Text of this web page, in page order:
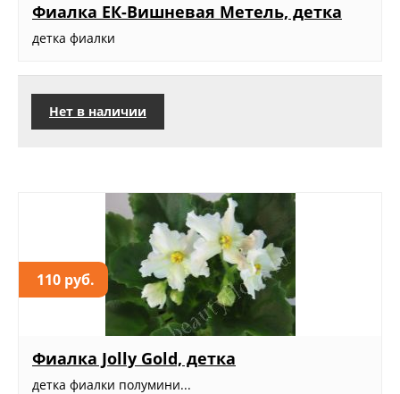
Фиалка ЕК-Вишневая Метель, детка
детка фиалки
Нет в наличии
110 руб.
Фиалка Jolly Gold, детка
детка фиалки полумини...